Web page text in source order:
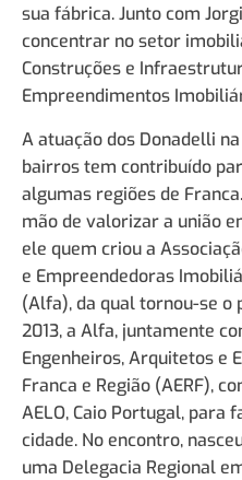
sua fábrica. Junto com
concentrar no setor
Construções e
Empreendimentos
A atuação dos Donadelli
bairros tem contribuído
algumas regiões de
mão de valorizar a união
ele quem criou a
e Empreendedoras
(Alfa), da qual tornou-se o
2013, a Alfa, juntamente
Engenheiros, Arquitetos e
Franca e Região (AERF),
AELO, Caio Portugal, para
cidade. No encontro,
uma Delegacia Regional